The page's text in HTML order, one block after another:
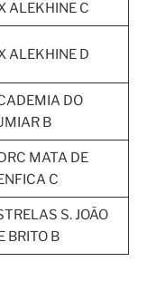
ALEKHINE C
ALEKHINE D
DO
B
MATA DE
C
S. JOÃO
BRITO B